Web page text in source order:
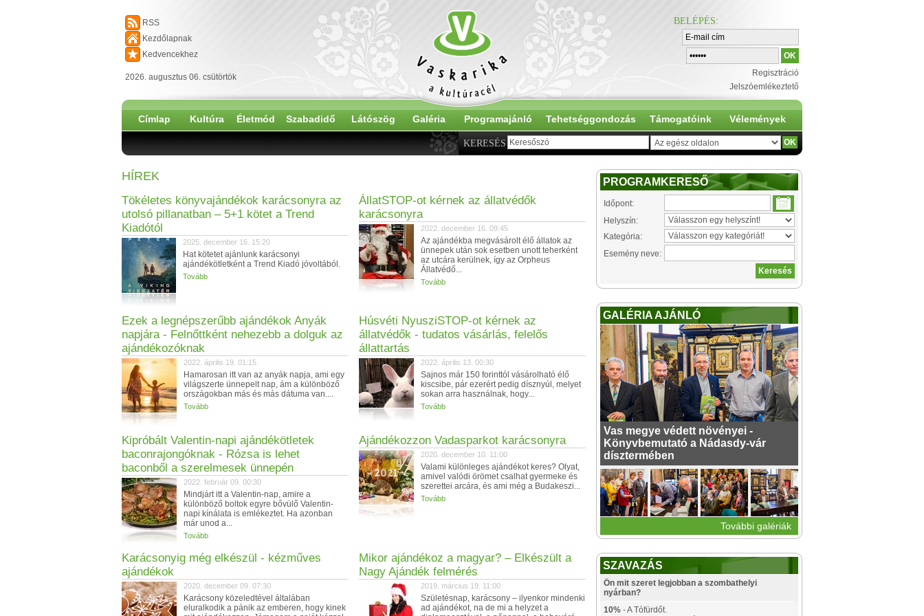
RSS
Kezdőlapnak
Kedvencekhez
2026. augusztus 06. csütörtök
BELÉPÉS:
Regisztráció
Jelszóemlékeztető
Címlap Kultúra Életmód Szabadidő Látószög Galéria Programajánló Tehetséggondozás Támogatóink Vélemények
KERESÉS
HÍREK
Tökéletes könyvajándékok karácsonyra az
utolsó pillanatban – 5+1 kötet a Trend
Kiadótól
2025. december 16. 15:20
Hat kötetet ajánlunk karácsonyi
ajándékötletként a Trend Kiadó jóvoltából.
Tovább
ÁllatSTOP-ot kérnek az állatvédők
karácsonyra
2022. december 16. 09:45
Az ajándékba megvásárolt élő állatok az
ünnepek után sok esetben unott teherként
az utcára kerülnek, így az Orpheus
Állatvédő...
Tovább
Ezek a legnépszerűbb ajándékok Anyák
napjára - Felnőttként nehezebb a dolguk az
ajándékozóknak
2022. április 19. 01:15
Hamarosan itt van az anyák napja, ami egy
világszerte ünnepelt nap, ám a különböző
országokban más és más dátuma van....
Tovább
Húsvéti NyusziSTOP-ot kérnek az
állatvédők - tudatos vásárlás, felelős
állattartás
2022. április 13. 00:30
Sajnos már 150 forinttól vásárolható élő
kiscsibe, pár ezerért pedig dísznyúl, melyet
sokan arra használnak, hogy...
Tovább
Kipróbált Valentin-napi ajándékötletek
baconrajongóknak - Rózsa is lehet
baconből a szerelmesek ünnepén
2022. február 09. 00:30
Mindjárt itt a Valentin-nap, amire a
különböző boltok egyre bővülő Valentin-
napi kínálata is emlékeztet. Ha azonban
már unod a...
Tovább
Ajándékozzon Vadasparkot karácsonyra
2020. december 10. 11:00
Valami különleges ajándékot keres? Olyat,
amivel valódi örömet csalhat gyermeke és
szerettei arcára, és ami még a Budakeszi...
Tovább
Karácsonyig még elkészül - kézműves
ajándékok
2020. december 09. 07:30
Karácsony közeledtével általában
eluralkodik a pánik az emberen, hogy kinek
Mikor ajándékoz a magyar? – Elkészült a
Nagy Ajándék felmérés
2019. március 19. 11:00
Születésnap, karácsony – ilyenkor mindenki
ad ajándékot, na de mi a helyzet a
PROGRAMKERESŐ
Időpont:
Helyszín:
Kategória:
Esemény neve:
GALÉRIA AJÁNLÓ
Vas megye védett növényei -
Könyvbemutató a Nádasdy-vár
dísztermében
További galériák
SZAVAZÁS
Ön mit szeret legjobban a szombathelyi
nyárban?
10% - A Tófürdőt.